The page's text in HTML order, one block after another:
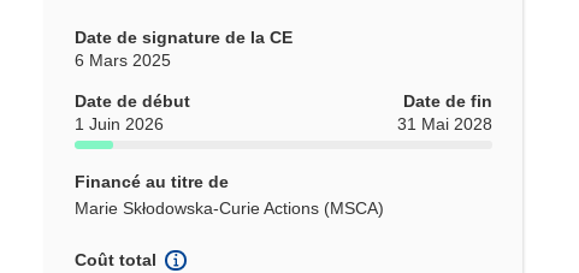
Date de signature de la CE
6 Mars 2025
Date de début
1 Juin 2026
Date de fin
31 Mai 2028
Financé au titre de
Marie Skłodowska-Curie Actions (MSCA)
Coût total